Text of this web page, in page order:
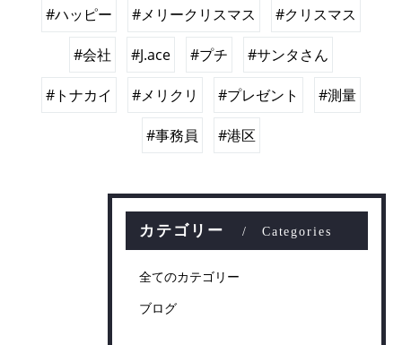
#ハッピー #メリークリスマス #クリスマス
#会社 #J.ace #プチ #サンタさん
#トナカイ #メリクリ #プレゼント #測量
#事務員 #港区
カテゴリー Categories
全てのカテゴリー
ブログ